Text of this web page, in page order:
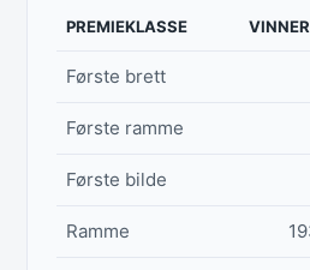
PREMIEKLASSE
Første brett
Første ramme
Første bilde
Ramme